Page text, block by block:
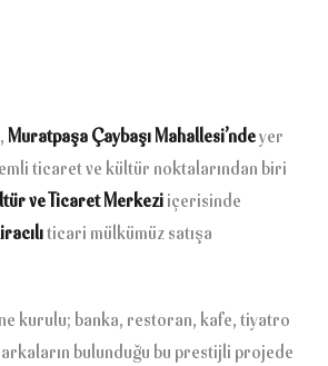
Muratpaşa Çaybaşı Mahallesi’ndeyer
ticaret ve kültür noktalarından biri
ve Ticaret Merkezi içerisinde
ticari mülkümüz satışa
kurulu; banka, restoran, kafe, tiyatro
bulunduğu bu prestijli projede